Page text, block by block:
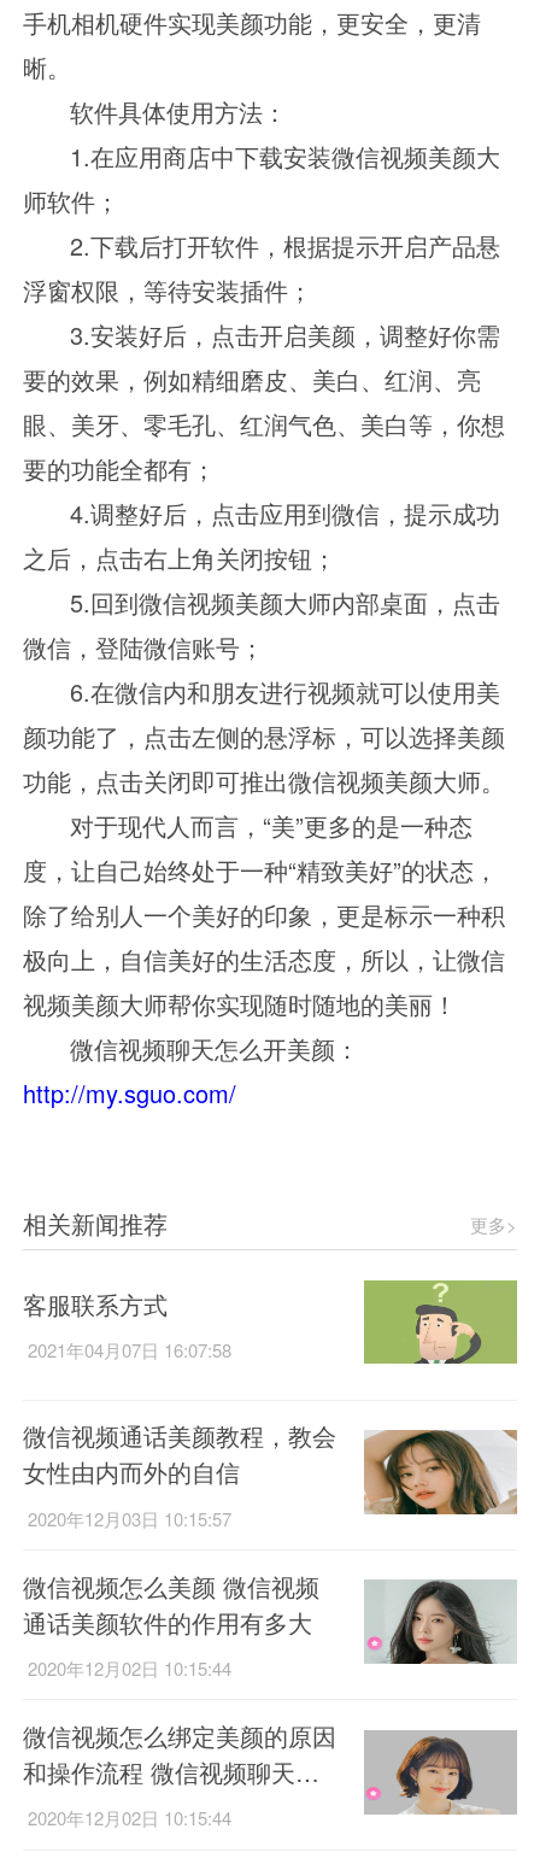
手机相机硬件实现美颜功能，更安全，更清
晰。
软件具体使用方法：
1.在应用商店中下载安装微信视频美颜大
师软件；
2.下载后打开软件，根据提示开启产品悬
浮窗权限，等待安装插件；
3.安装好后，点击开启美颜，调整好你需
要的效果，例如精细磨皮、美白、红润、亮
眼、美牙、零毛孔、红润气色、美白等，你想
要的功能全都有；
4.调整好后，点击应用到微信，提示成功
之后，点击右上角关闭按钮；
5.回到微信视频美颜大师内部桌面，点击
微信，登陆微信账号；
6.在微信内和朋友进行视频就可以使用美
颜功能了，点击左侧的悬浮标，可以选择美颜
功能，点击关闭即可推出微信视频美颜大师。
对于现代人而言， “美”更多的是一种态
度，让自己始终处于一种“精致美好”的状态，
除了给别人一个美好的印象，更是标示一种积
极向上，自信美好的生活态度，所以，让微信
视频美颜大师帮你实现随时随地的美丽！
微信视频聊天怎么开美颜：
http://my.sguo.com/
相关新闻推荐 更多>
客服联系方式
2021年04月07日 16:07:58
微信视频通话美颜教程，教会
女性由内而外的自信
2020年12月03日 10:15:57
微信视频怎么美颜 微信视频
通话美颜软件的作用有多大
2020年12月02日 10:15:44
微信视频怎么绑定美颜的原因
和操作流程 微信视频聊天怎
么开美颜
2020年12月02日 10:15:44